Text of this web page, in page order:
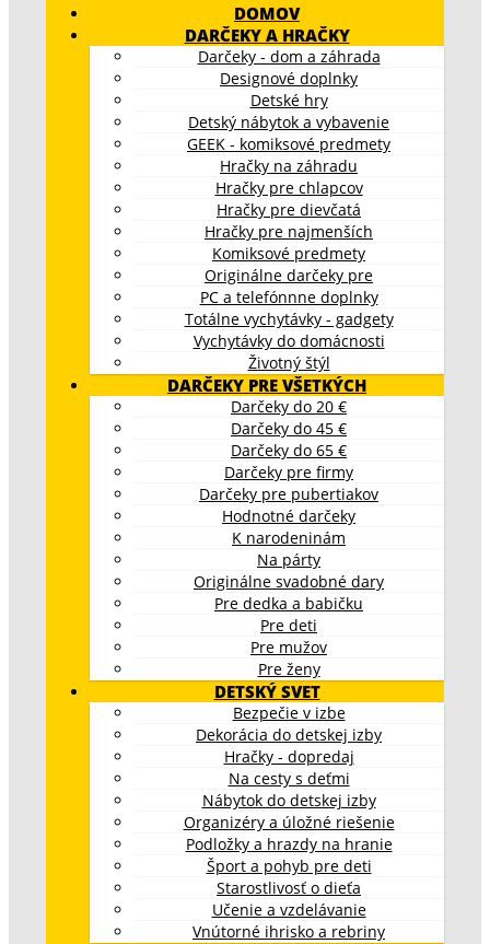
DOMOV
DARČEKY A HRAČKY
Darčeky - dom a záhrada
Designové doplnky
Detské hry
Detský nábytok a vybavenie
GEEK - komiksové predmety
Hračky na záhradu
Hračky pre chlapcov
Hračky pre dievčatá
Hračky pre najmenších
Komiksové predmety
Originálne darčeky pre
PC a telefónnne doplnky
Totálne vychytávky - gadgety
Vychytávky do domácnosti
Životný štýl
DARČEKY PRE VŠETKÝCH
Darčeky do 20 €
Darčeky do 45 €
Darčeky do 65 €
Darčeky pre firmy
Darčeky pre pubertiakov
Hodnotné darčeky
K narodeninám
Na párty
Originálne svadobné dary
Pre dedka a babičku
Pre deti
Pre mužov
Pre ženy
DETSKÝ SVET
Bezpečie v izbe
Dekorácia do detskej izby
Hračky - dopredaj
Na cesty s deťmi
Nábytok do detskej izby
Organizéry a úložné riešenie
Podložky a hrazdy na hranie
Šport a pohyb pre deti
Starostlivosť o dieťa
Učenie a vzdelávanie
Vnútorné ihrisko a rebriny